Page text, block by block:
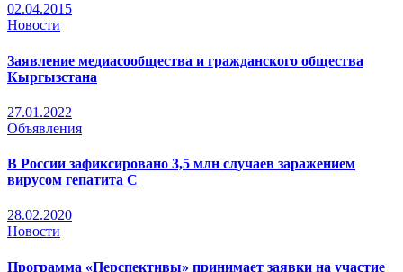
02.04.2015
Новости
Заявление медиасообщества и гражданского общества
Кыргызстана
27.01.2022
Объявления
В России зафиксировано 3,5 млн случаев заражением
вирусом гепатита С
28.02.2020
Новости
Программа «Перспективы» принимает заявки на участие